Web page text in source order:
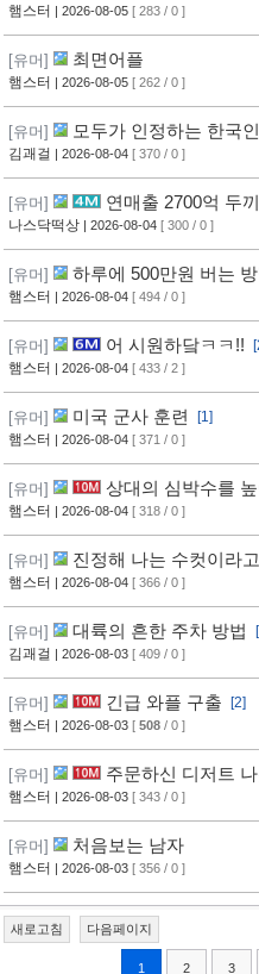
햄스터 | 2026-08-05 [ 283 / 0 ]
[유머] 최면어플
햄스터 | 2026-08-05 [ 262 / 0 ]
[유머] 모두가 인정하는 한국
김괘걸
| 2026-08-04 [ 370 / 0 ]
[유머]
연매출 2700억 두
법
나스닥떡상 | 2026-08-04 [ 300 / 0 ]
[유머] 하루에 500만원 버는
햄스터
| 2026-08-04 [ 494 / 0 ]
[유머] 어 시원하닼ㅋㅋ!!
햄스터
| 2026-08-04 [ 433 / 2 ]
[유머] 미국 군사 훈련
[1]
햄스터
| 2026-08-04 [ 371 / 0 ]
[유머] 상대의 심박수를
햄스터 | 2026-08-04 [ 318 / 0 ]
[유머] 진정해 나는 수컷이라
햄스터 | 2026-08-04 [ 366 / 0 ]
[유머] 대륙의 흔한 주차 방법
김괘걸
| 2026-08-03 [ 409 / 0 ]
[유머] 긴급 와플 구출
[2]
햄스터
| 2026-08-03 [ 508 / 0 ]
[유머] 주문하신 디저트
햄스터 | 2026-08-03 [ 343 / 0 ]
[유머] 처음보는 남자
햄스터 | 2026-08-03 [ 356 / 0 ]
새로고침 다음페이지
1 2 3